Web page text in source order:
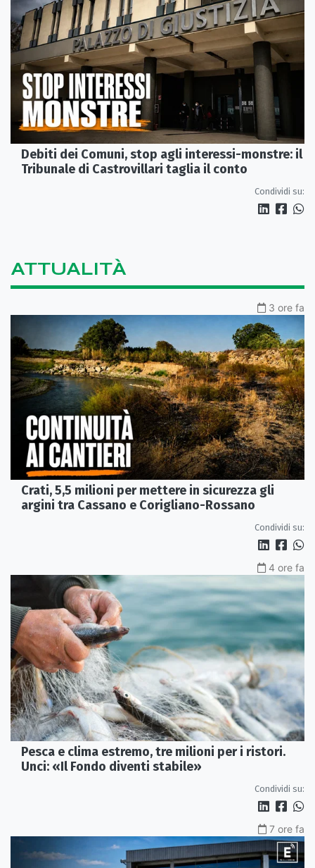
Debiti dei Comuni, stop agli interessi-monstre: il
Tribunale di Castrovillari taglia il conto
Condividi su:
ATTUALITÀ
3 ore fa
Crati, 5,5 milioni per mettere in sicurezza gli
argini tra Cassano e Corigliano-Rossano
Condividi su:
4 ore fa
Pesca e clima estremo, tre milioni per i ristori.
Unci: «Il Fondo diventi stabile»
Condividi su:
7 ore fa